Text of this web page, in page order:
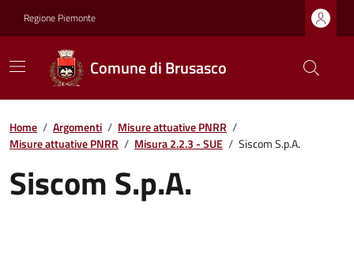
Regione Piemonte
Comune di Brusasco
Home / Argomenti / Misure attuative PNRR /
Misure attuative PNRR / Misura 2.2.3 - SUE / Siscom S.p.A.
Siscom S.p.A.